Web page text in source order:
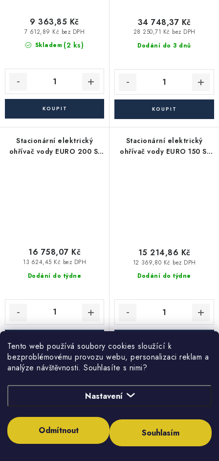
Tento web používá soubory cookies sloužící k
bezproblémovému provozu webu, personalizaci reklam a
analýze návštěvnosti. Souhlasíte s nimi?
Nastavení
Odmítnout Souhlasím
Skladem (2 ks)
7 612,89 Kč bez DPH
9 363,85 Kč
Dodání do 3 dnů
28 250,71 Kč bez DPH
34 748,37 Kč
Stacionární elektrický
ohřívač vody EURO 200 S,
Dodání do týdne
13 624,45 Kč bez DPH
16 758,07 Kč
Stacionární elektrický
ohřívač vody EURO 150 S,
Dodání do týdne
12 369,80 Kč bez DPH
15 214,86 Kč
Elektrický ležatý ohřívač
80 l., pravé vývody, 2 kW
Elektrický ležatý ohřívač
200 l., levé vývody, 3 kW